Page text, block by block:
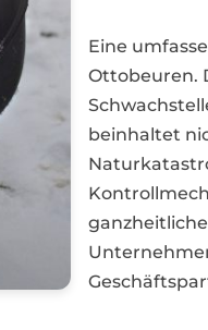
Eine
Ottobeuren.
beinhaltet